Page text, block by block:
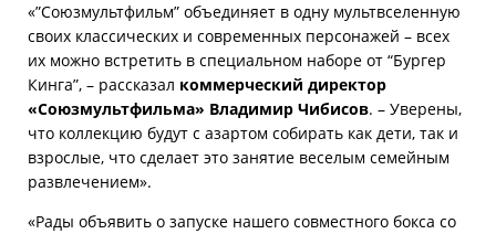
«”Союзмультфильм” объединяет в одну мультвселенную
своих классических и современных персонажей – всех
их можно встретить в специальном наборе от “Бургер
Кинга”, – рассказал коммерческий директор
«Союзмультфильма» Владимир Чибисов. – Уверены,
что коллекцию будут с азартом собирать как дети, так и
взрослые, что сделает это занятие веселым семейным
развлечением».
«Рады объявить о запуске нашего совместного бокса со